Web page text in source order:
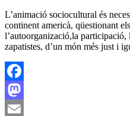
L’animació sociocultural és
continent americà, qüestionant
l’autoorganizació,la participació,
zapatistes, d’un món més just i
Facebook
Mastodon